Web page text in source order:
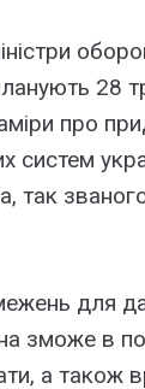
28
про
систем
так
для
зможе в
а також